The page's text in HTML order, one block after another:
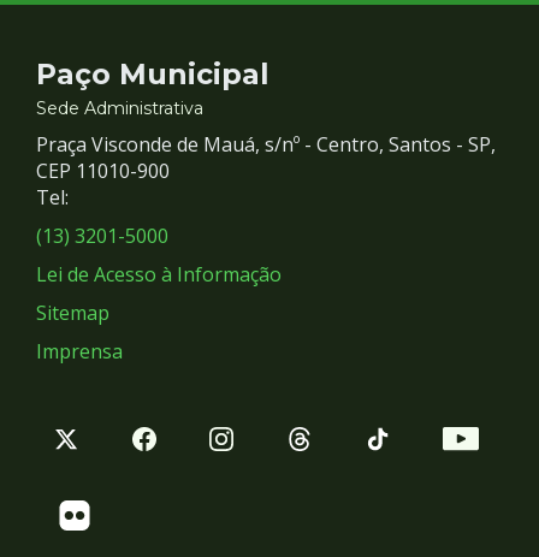
Contato
e
Redes
Sociais
Paço Municipal
Sede Administrativa
Praça Visconde de Mauá, s/nº - Centro, Santos - SP,
CEP 11010-900
Tel:
(13) 3201-5000
Lei de Acesso à Informação
Sitemap
Imprensa